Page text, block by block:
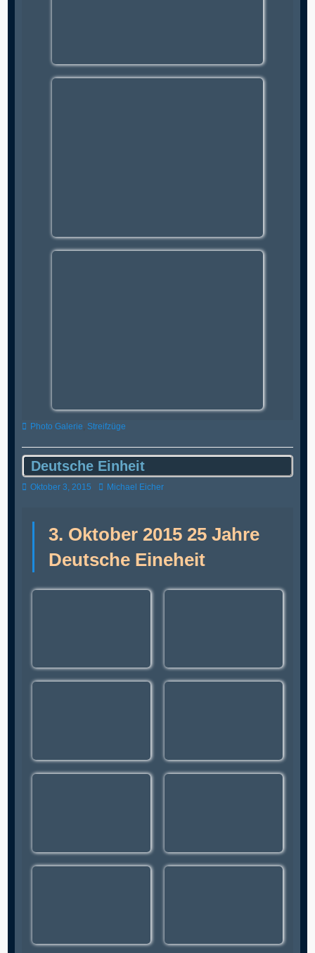
Kategorien
Photo Galerie Streifzüge
Deutsche Einheit
Veröffentlicht
Oktober 3, 2015 AutorMichael Eicher
3. Oktober 2015 25 Jahre
Deutsche Eineheit